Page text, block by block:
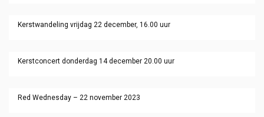
Kerstwandeling vrijdag 22 december, 16.00 uur
Kerstconcert donderdag 14 december 20.00 uur
Red Wednesday – 22 november 2023